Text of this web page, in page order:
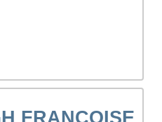
FRANÇOISE